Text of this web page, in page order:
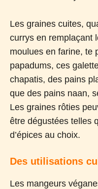
Les graines cuites,
currys en remplaçant
moulues en farine, te
papadums, ces
chapatis, des pains
que des pains naan,
Les graines rôties
être dégustées telles
d’épices au choix.
Des utilisations
Les mangeurs